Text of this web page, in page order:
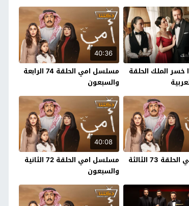
الملك الحلقة
40:36
مسلسل امي الحلقة 74 الرابعة
والسبعون
مسلسل امي الحلقة 73 الثالثة
40:08
مسلسل امي الحلقة 72 الثانية
والسبعون